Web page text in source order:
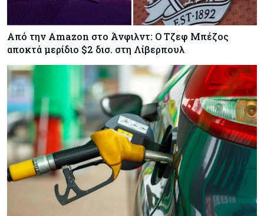
Από την Amazon στο Άνφιλντ: Ο Τζεφ Μπέζος
αποκτά μερίδιο $2 δισ. στη Λίβερπουλ